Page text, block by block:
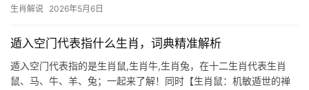
下山，必有风云”，2024甲辰年对属虎者而言，恰似林中虎跃——事
生肖解说 2026年5月6日
遁入空门代表指什么生肖，词典精准解析
遁入空门代表指的是生肖鼠,生肖牛,生肖兔，在十二生肖代表生肖
鼠、马、牛、羊、兔；一起来了解！同时【生肖鼠：机敏遁世的禅